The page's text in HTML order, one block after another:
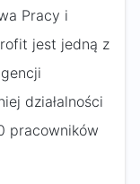
Pracy i
jest jedną z
działalności
pracowników